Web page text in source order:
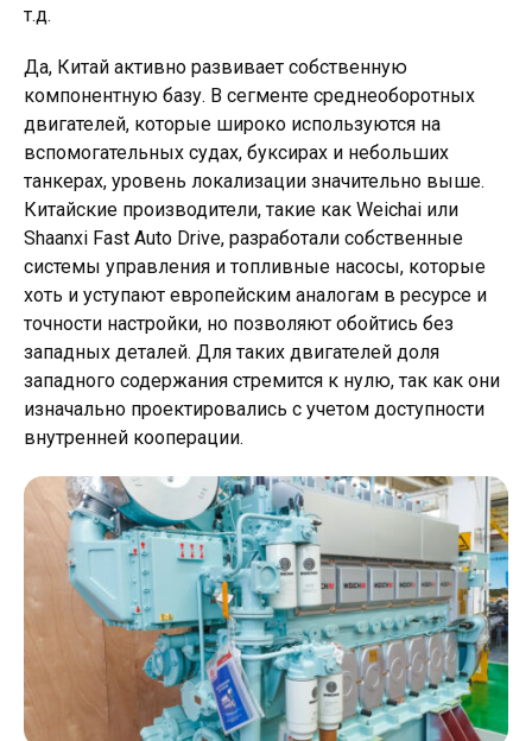
т.д.
Да, Китай активно развивает собственную
компонентную базу. В сегменте среднеоборотных
двигателей, которые широко используются на
вспомогательных судах, буксирах и небольших
танкерах, уровень локализации значительно выше.
Китайские производители, такие как Weichai или
Shaanxi Fast Auto Drive, разработали собственные
системы управления и топливные насосы, которые
хоть и уступают европейским аналогам в ресурсе и
точности настройки, но позволяют обойтись без
западных деталей. Для таких двигателей доля
западного содержания стремится к нулю, так как они
изначально проектировались с учетом доступности
внутренней кооперации.